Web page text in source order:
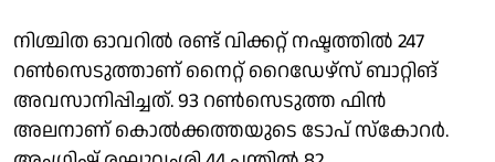
നിശ്ചിത ഓവറിൽ രണ്ട് വിക്കറ്റ് നഷ്ടത്തില്‍ 247
റണ്‍സെടുത്താണ് നൈറ്റ് റൈഡേഴ്സ് ബാറ്റിങ്
അവസാനിപ്പിച്ചത്. 93 റണ്‍സെടുത്ത ഫിന്‍
അലനാണ് കൊല്‍ക്കത്തയുടെ ടോപ് സ്കോറര്‍.